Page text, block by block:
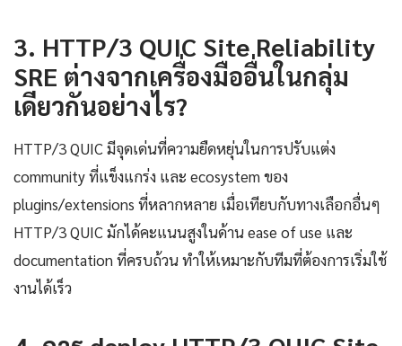
3. HTTP/3 QUIC Site Reliability
SRE ต่างจากเครื่องมืออื่นในกลุ่ม
เดียวกันอย่างไร?
HTTP/3 QUIC มีจุดเด่นที่ความยืดหยุ่นในการปรับแต่ง
community ที่แข็งแกร่ง และ ecosystem ของ
plugins/extensions ที่หลากหลาย เมื่อเทียบกับทางเลือกอื่นๆ
HTTP/3 QUIC มักได้คะแนนสูงในด้าน ease of use และ
documentation ที่ครบถ้วน ทำให้เหมาะกับทีมที่ต้องการเริ่มใช้
งานได้เร็ว